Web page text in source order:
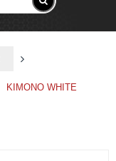
KIMONO WHITE